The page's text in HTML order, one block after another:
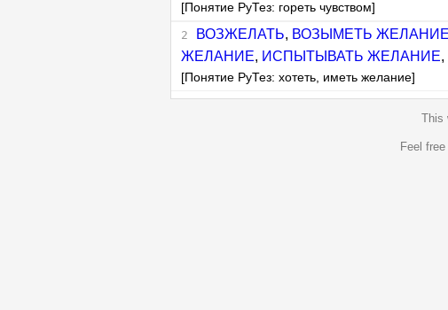
[Понятие РуТез: гореть чувством]
ВОЗЖЕЛАТЬ, ВОЗЫМЕТЬ ЖЕЛАНИЕ
ЖЕЛАНИЕ, ИСПЫТЫВАТЬ ЖЕЛАНИЕ,
[Понятие РуТез: хотеть, иметь желание]
This
Feel